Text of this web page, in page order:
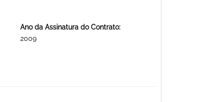
Ano da Assinatura do Contrato:
2009